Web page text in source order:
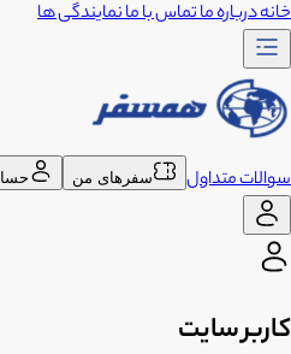
خانهدرباره ماتماس با مانمایندگی ها
سوالات متداول سفرهای من
کاربر سایت